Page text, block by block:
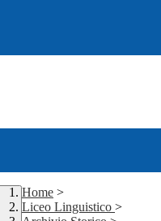
Home >
Liceo Linguistico >